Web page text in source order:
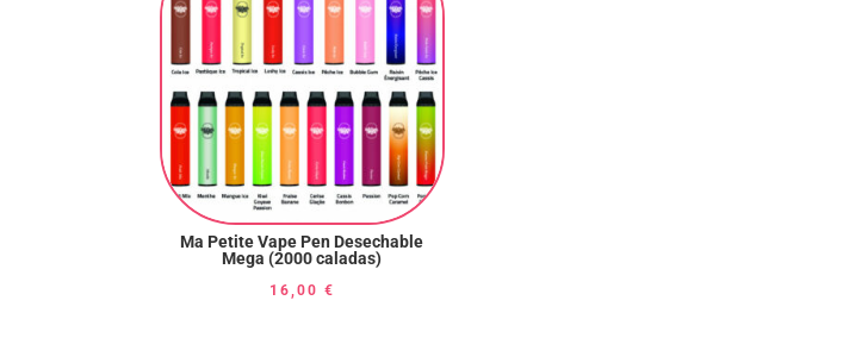
Ma Petite Vape Pen Desechable
Mega (2000 caladas)
16,00 €